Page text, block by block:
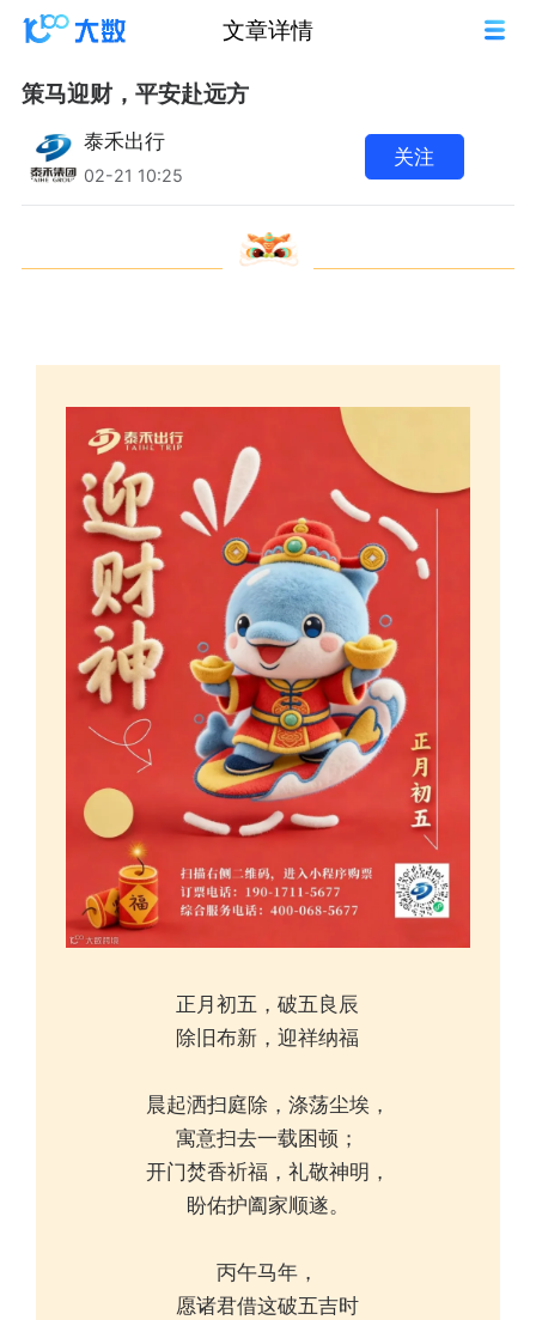
文章详情
策马迎财，平安赴远方
泰禾出行
02-21 10:25
关注
正月初五，破五良辰
除旧布新，迎祥纳福
晨起洒扫庭除，涤荡尘埃，
寓意扫去一载困顿；
开门焚香祈福，礼敬神明，
盼佑护阖家顺遂。
丙午马年，
愿诸君借这破五吉时